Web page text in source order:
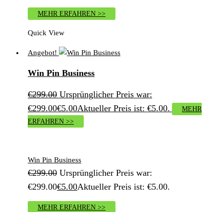
MEHR ERFAHREN >>
Quick View
Angebot!
Win Pin Business
€299.00 Ursprünglicher Preis war:
€299.00€5.00Aktueller Preis ist: €5.00.
MEHR
ERFAHREN >>
Win Pin Business
€299.00 Ursprünglicher Preis war:
€299.00€5.00Aktueller Preis ist: €5.00.
MEHR ERFAHREN >>